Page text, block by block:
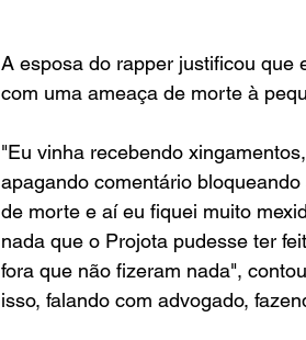
A esposa do rapper justificou que
com uma ameaça de morte à
"Eu vinha recebendo
apagando comentário
de morte e aí eu fiquei muito
nada que o Projota pudesse ter
fora que não fizeram nada",
isso, falando com advogado,